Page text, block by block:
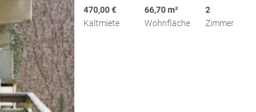
470,00 €
Kaltmiete
66,70 m²
Wohnfläche
2
Zimmer